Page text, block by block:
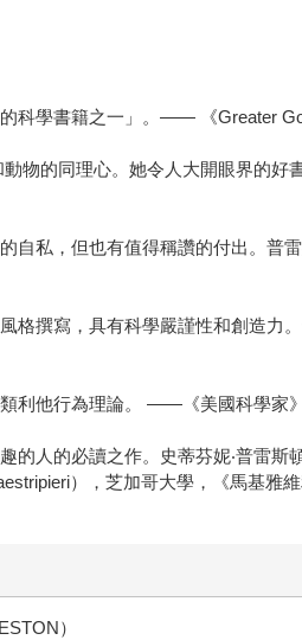
的科學書籍之一」。—— 《Greater
動物的同理心。她令人大開眼界的
私，但也有值得稱讚的付出。普
格撰寫，具有科學嚴謹性和創造
利他行為理論。 ——《美國科學家》
的人的必讀之作。史蒂芬妮‧普雷
），芝加哥大學，《馬基雅
）